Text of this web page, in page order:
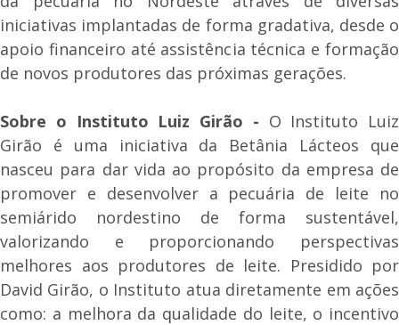
iniciativas implantadas de forma gradativa, desde o
apoio financeiro até assistência técnica e formação
de novos produtores das próximas gerações.
Sobre o Instituto Luiz Girão - O Instituto Luiz
Girão é uma iniciativa da Betânia Lácteos que
nasceu para dar vida ao propósito da empresa de
promover e desenvolver a pecuária de leite no
semiárido nordestino de forma sustentável,
valorizando e proporcionando perspectivas
melhores aos produtores de leite. Presidido por
David Girão, o Instituto atua diretamente em ações
como: a melhora da qualidade do leite, o incentivo